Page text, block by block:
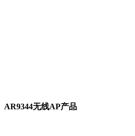
AR9344无线AP产品